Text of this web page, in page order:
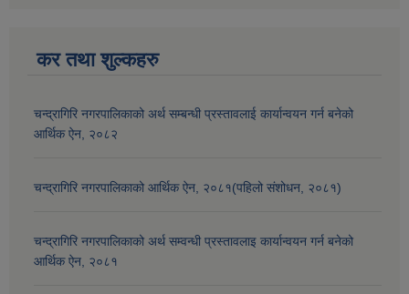
कर तथा शुल्कहरु
चन्द्रागिरि नगरपालिकाको अर्थ सम्बन्धी प्रस्तावलाई कार्यान्वयन गर्न बनेको
आर्थिक ऐन, २०८२
चन्द्रागिरि नगरपालिकाको आर्थिक ऐन, २०८१(पहिलो संशोधन, २०८१)
चन्द्रागिरि नगरपालिकाको अर्थ सम्वन्धी प्रस्तावलाइ कार्यान्वयन गर्न बनेको
आर्थिक ऐन, २०८१